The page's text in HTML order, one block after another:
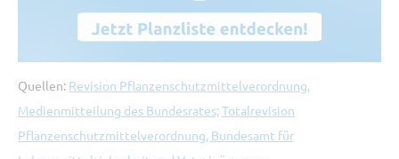
Quellen: Revision Pflanzenschutzmittelverordnung,
Medienmitteilung des Bundesrates;Totalrevision
Pflanzenschutzmittelverordnung, Bundesamt für